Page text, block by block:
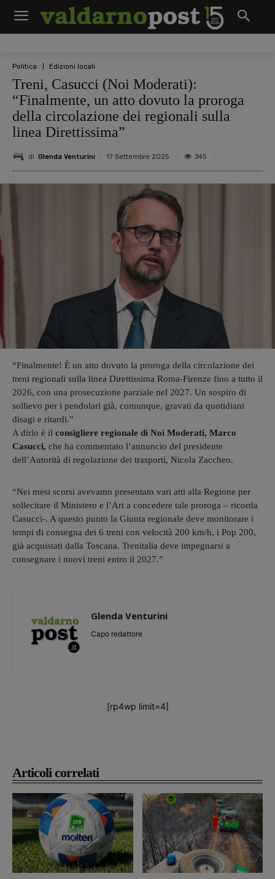
Politica Edizioni locali
Treni, Casucci (Noi Moderati):
“Finalmente, un atto dovuto la proroga
della circolazione dei regionali sulla
linea Direttissima”
di Glenda Venturini 17 Settembre 2025 345
Articoli correlati
“Finalmente! È un atto dovuto la proroga della circolazione dei
treni regionali sulla linea Direttissima Roma-Firenze fino a tutto il
2026, con una prosecuzione parziale nel 2027. Un sospiro di
sollievo per i pendolari già, comunque, gravati da quotidiani
disagi e ritardi.”
A dirlo è il consigliere regionale di Noi Moderati, Marco
Casucci, che ha commentato l’annuncio del presidente
dell’Autorità di regolazione dei trasporti, Nicola Zaccheo.
“Nei mesi scorsi avevamo presentato vari atti alla Regione per
sollecitare il Ministero e l’Art a concedere tale proroga – ricorda
Casucci-. A questo punto la Giunta regionale deve monitorare i
tempi di consegna dei 6 treni con velocità 200 km/h, i Pop 200,
già acquistati dalla Toscana. Trenitalia deve impegnarsi a
consegnare i nuovi treni entro il 2027.”
Glenda Venturini
Capo redattore
[rp4wp limit=4]